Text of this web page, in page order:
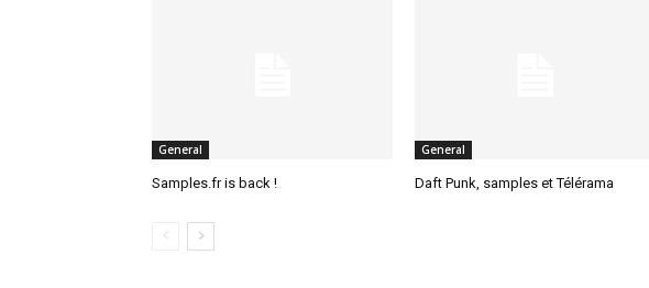
General
Samples.fr is back !
General
Daft Punk, samples et Télérama